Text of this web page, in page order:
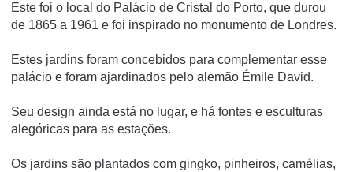
Este foi o local do Palácio de Cristal do Porto, que durou
de 1865 a 1961 e foi inspirado no monumento de Londres.
Estes jardins foram concebidos para complementar esse
palácio e foram ajardinados pelo alemão Émile David.
Seu design ainda está no lugar, e há fontes e esculturas
alegóricas para as estações.
Os jardins são plantados com gingko, pinheiros, camélias,